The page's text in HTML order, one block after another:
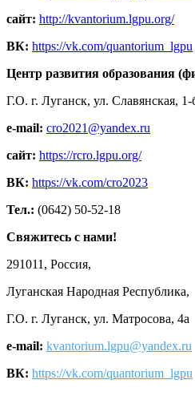
сайт: http://kvantorium.lgpu.org/
ВК: https://vk.com/quantorium_lgpu
Центр развития образования
Г.О. г. Луганск, ул. Славянская, 1-
e-mail: cro2021@yandex.ru
сайт: https://rcro.lgpu.org/
ВК: https://vk.com/cro2023
Тел.: (0642) 50-52-18
Свяжитесь с нами!
291011, Россия,
Луганская Народная Республика,
Г.О. г. Луганск, ул. Матросова, 4а
e-mail: kvantorium.lgpu@yandex.ru
ВК: https://vk.com/quantorium_lgpu